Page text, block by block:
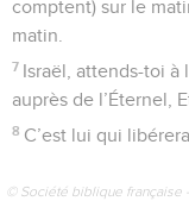
7 Le moissonneur
gerbes sa poche,
8 Et les passants ne
l’Éternel soit sur
l’Éternel !
© Société biblique française